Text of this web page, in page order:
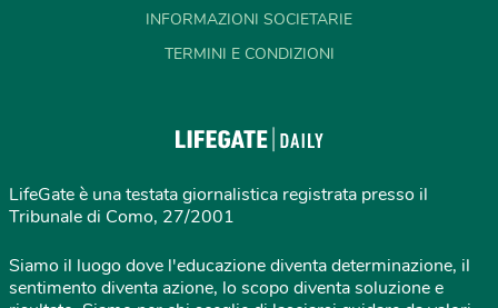
INFORMAZIONI SOCIETARIE
TERMINI E CONDIZIONI
LifeGate è una testata giornalistica registrata presso il
Tribunale di Como, 27/2001
Siamo il luogo dove l'educazione diventa determinazione, il
sentimento diventa azione, lo scopo diventa soluzione e